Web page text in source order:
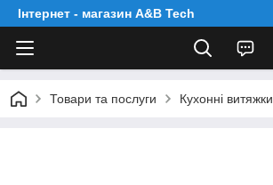
Інтернет - магазин A&B Tech
Товари та послуги Кухонні витяжки